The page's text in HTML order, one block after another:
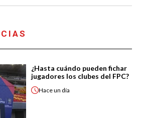
¿Hasta cuándo pueden fichar
jugadores los clubes del FPC?
Haceun día